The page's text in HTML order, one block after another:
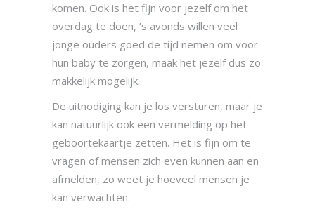
komen. Ook is het fijn voor jezelf om het
overdag te doen, ’s avonds willen veel
jonge ouders goed de tijd nemen om voor
hun baby te zorgen, maak het jezelf dus zo
makkelijk mogelijk.
De uitnodiging kan je los versturen, maar je
kan natuurlijk ook een vermelding op het
geboortekaartje zetten. Het is fijn om te
vragen of mensen zich even kunnen aan en
afmelden, zo weet je hoeveel mensen je
kan verwachten.